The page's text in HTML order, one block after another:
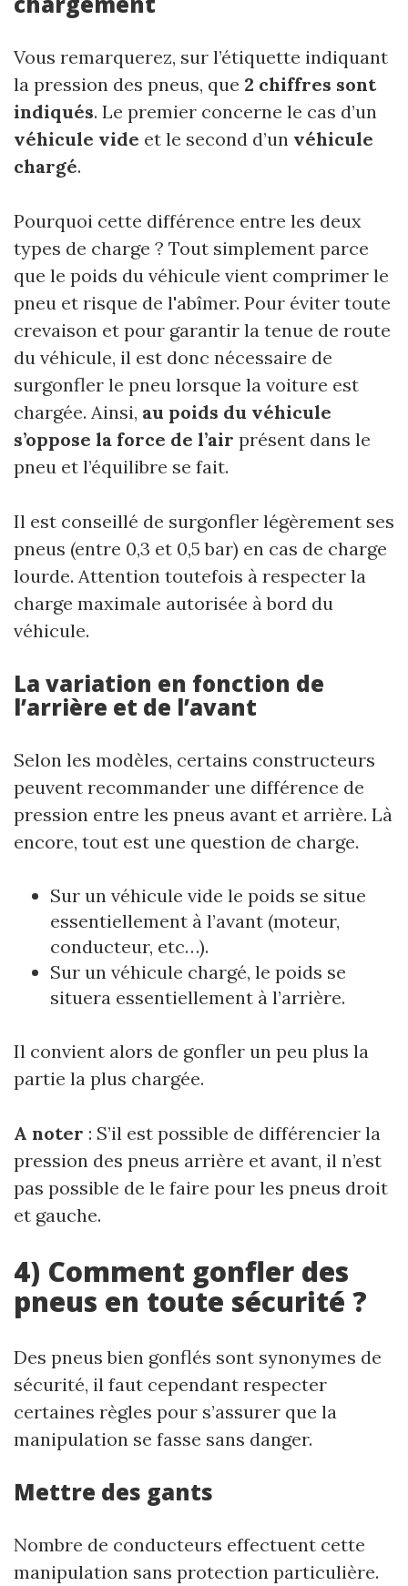
Vous remarquerez, sur l’étiquette indiquant
la pression des pneus, que 2 chiffres sont
indiqués. Le premier concerne le cas d’un
véhicule vide et le second d’un véhicule
chargé.
Pourquoi cette différence entre les deux
types de charge ? Tout simplement parce
que le poids du véhicule vient comprimer le
pneu et risque de l'abîmer. Pour éviter toute
crevaison et pour garantir la tenue de route
du véhicule, il est donc nécessaire de
surgonfler le pneu lorsque la voiture est
chargée. Ainsi, au poids du véhicule
s’oppose la force de l’air présent dans le
pneu et l’équilibre se fait.
Il est conseillé de surgonfler légèrement ses
pneus (entre 0,3 et 0,5 bar) en cas de charge
lourde. Attention toutefois à respecter la
charge maximale autorisée à bord du
véhicule.
La variation en fonction de
l’arrière et de l’avant
Selon les modèles, certains constructeurs
peuvent recommander une différence de
pression entre les pneus avant et arrière. Là
encore, tout est une question de charge.
Sur un véhicule vide le poids se situe
essentiellement à l’avant (moteur,
conducteur, etc…).
Sur un véhicule chargé, le poids se
situera essentiellement à l’arrière.
Il convient alors de gonfler un peu plus la
partie la plus chargée.
A noter : S’il est possible de différencier la
pression des pneus arrière et avant, il n’est
pas possible de le faire pour les pneus droit
et gauche.
4) Comment gonfler des
pneus en toute sécurité ?
Des pneus bien gonflés sont synonymes de
sécurité, il faut cependant respecter
certaines règles pour s’assurer que la
manipulation se fasse sans danger.
Mettre des gants
Nombre de conducteurs effectuent cette
manipulation sans protection particulière.